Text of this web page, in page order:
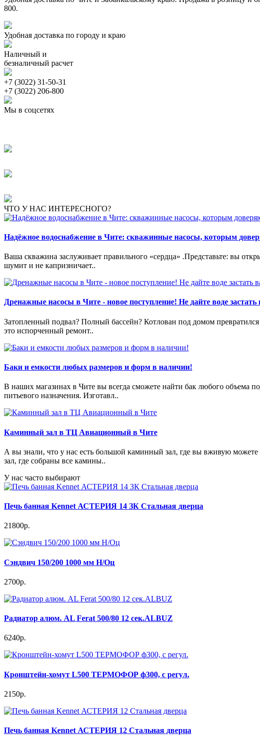
800.
Удобная доставка по городу и краю
Наличный и
безналичный расчет
+7 (3022) 31-50-31
+7 (3022) 206-800
Мы в соцсетях
ЧТО У НАС ИНТЕРЕСНОГО?
Надёжное водоснабжение в Чите: скважинные насосы, которым
Ваша скважина заслуживает правильного «сердца» .Представьте: вы
шумит и не капризничает..
Дренажные насосы в Чите - новое поступление! Не дайте воде застать
Затопленный подвал? Полный бассейн? Котлован под домом
это испорченный ремонт..
Баки и емкости любых размеров и форм в наличии!
В наших магазинах в Чите вы всегда сможете найти бак любого объема
питьевого назначения. Изготавл..
Каминный зал в ТЦ Авиационный в Чите
А вы знали, что у нас есть большой каминный зал, где вы вживую
зал, где собраны все камины..
У нас часто выбирают
Печь банная Kennet АСТЕРИЯ 14 ЗК Стальная дверца
21800р.
Сэндвич 150/200 1000 мм Н/Оц
2700р.
Радиатор алюм. AL Ferat 500/80 12 сек.ALBUZ
6240р.
Кронштейн-хомут L500 ТЕРМОФОР ф300, с регул.
2150р.
Печь банная Kennet АСТЕРИЯ 12 Стальная дверца